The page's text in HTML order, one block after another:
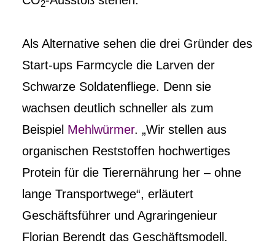
2
Als Alternative sehen die drei Gründer des
Start-ups Farmcycle die Larven der
Schwarze Soldatenfliege. Denn sie
wachsen deutlich schneller als zum
Beispiel Mehlwürmer. „Wir stellen aus
organischen Reststoffen hochwertiges
Protein für die Tierernährung her – ohne
lange Transportwege“, erläutert
Geschäftsführer und Agraringenieur
Florian Berendt das Geschäftsmodell.